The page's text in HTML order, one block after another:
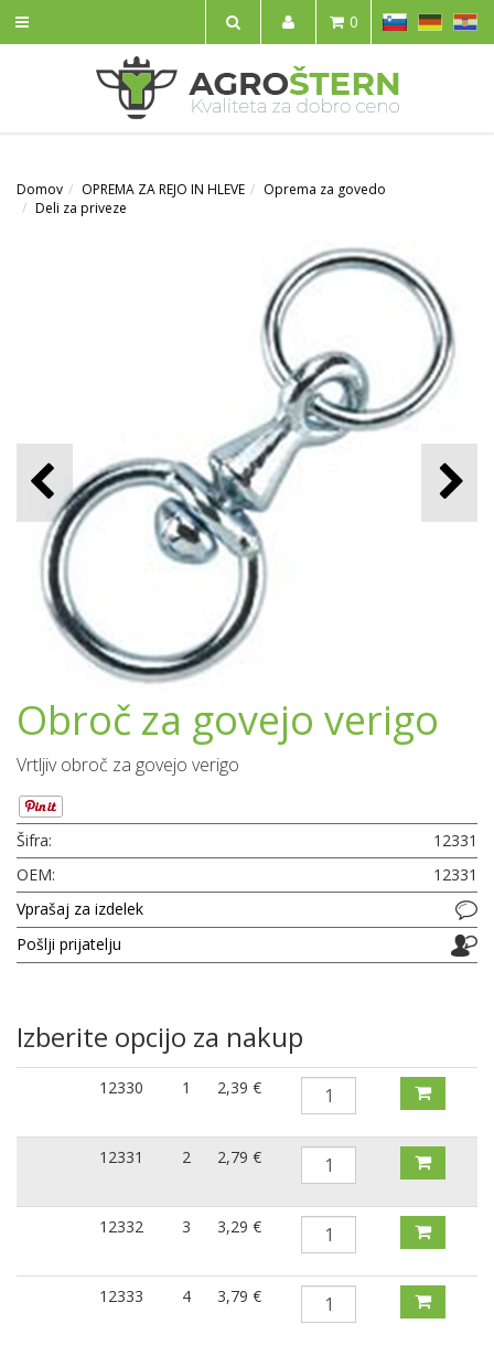
IŠČI
SL HR
0
Domov OPREMA ZA REJO IN HLEVE
Oprema za govedo
Deli za priveze
Obroč za govejo verigo
Vrtljiv obroč za govejo verigo
Šifra:
12331
OEM:
12331
Vprašaj za izdelek
Pošlji prijatelju
Izberite opcijo za nakup
12330 1 2,39 €
12331 2 2,79 €
12332 3 3,29 €
12333 4 3,79 €